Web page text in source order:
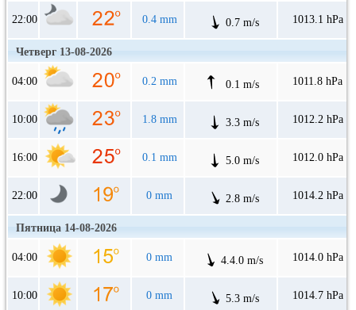
22:00 0.4 mm 0.7 m/s 1013.1 hPa
Четверг 13-08-2026
04:00 0.2 mm 0.1 m/s 1011.8 hPa
10:00 1.8 mm 3.3 m/s 1012.2 hPa
16:00 0.1 mm 5.0 m/s 1012.0 hPa
22:00 0 mm 2.8 m/s 1014.2 hPa
Пятница 14-08-2026
04:00 0 mm 4.4.0 m/s 1014.0 hPa
10:00 0 mm 5.3 m/s 1014.7 hPa